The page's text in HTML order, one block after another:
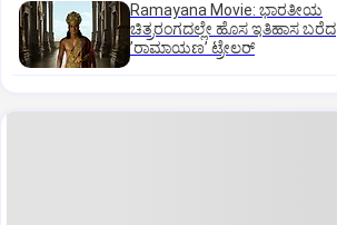
Ramayana Movie: ಭಾರತೀಯ
ಚಿತ್ರರಂಗದಲ್ಲೇ ಹೊಸ ಇತಿಹಾಸ ಬರೆದ
ʼರಾಮಾಯಣʼ ಟ್ರೇಲರ್